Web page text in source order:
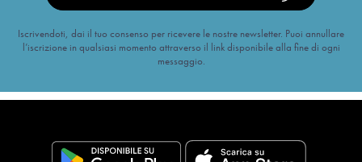
Iscrivendoti, dai il tuo consenso per ricevere le nostre newsletter. Puoi annullare
l’iscrizione in qualsiasi momento attraverso il link disponibile alla fine di ogni
messaggio.